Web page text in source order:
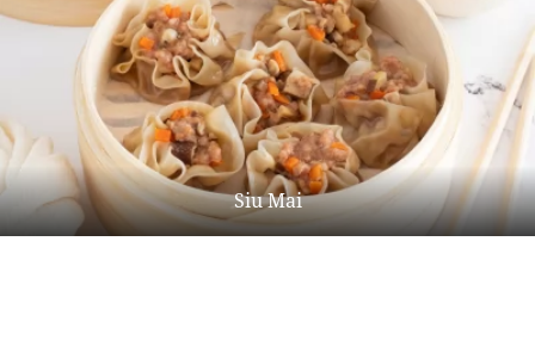
Siu Mai